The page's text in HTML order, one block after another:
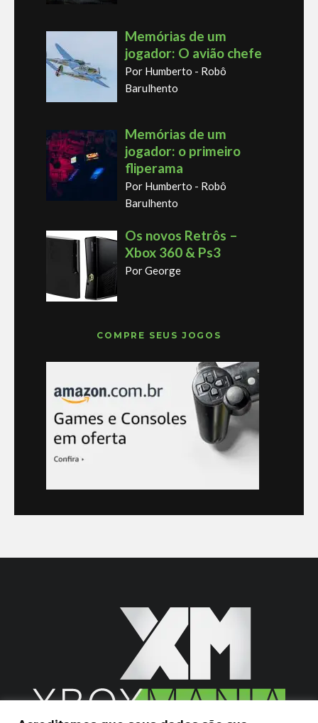
Memórias de um
jogador: O avião chefe
Por Humberto - Robô
Barulhento
Memórias de um
jogador: o primeiro
fliperama
Por Humberto - Robô
Barulhento
Os novos Retrôs –
Xbox 360 & Ps3
Por George
COMPRE SEUS JOGOS